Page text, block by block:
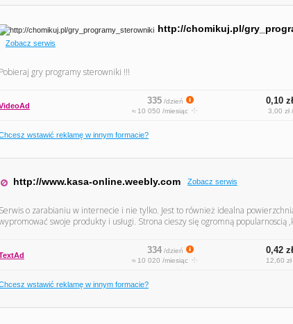
http://chomikuj.pl/
Zobacz serwis
Pobieraj gry programy sterowniki !!!
335 /dzień
≈ 10 050 /miesiąc
0,10 zł
3,00 zł
wstawić reklamę w innym formacie?
http://www.kasa-online.weebly.com Zobacz serwis
Serwis o zarabianiu w internecie i nie tylko. Jest to również idealna
swoje produkty i usługi. Strona cieszy się ogromną popularnoscią
334 /dzień
≈ 10 020 /miesiąc
0,42 zł
12,60
wstawić reklamę w innym formacie?